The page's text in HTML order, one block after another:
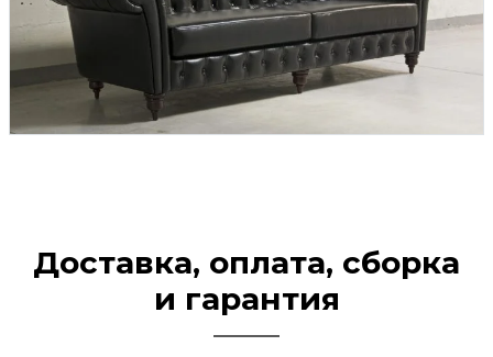
Доставка, оплата, сборка
и гарантия